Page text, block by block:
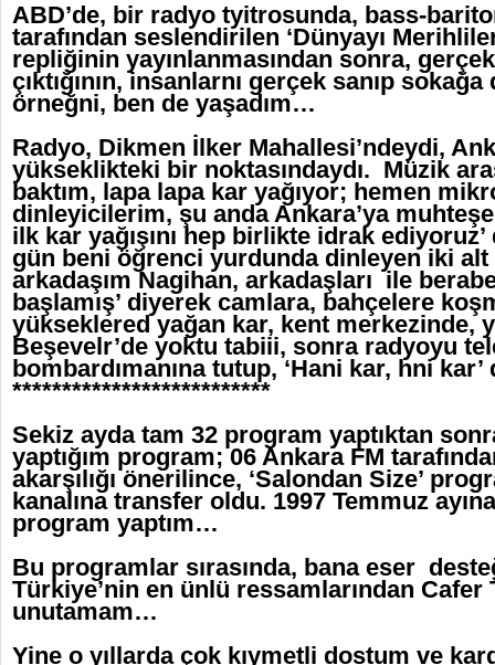
ABD’de, bir radyo tyitrosunda, bass-
tarafından seslendirilen ‘Dünyayı
repliğinin yayınlanmasından sonra,
çıktığının, insanlarnı gerçek sanıp
örneğni, ben de yaşadım…
Radyo, Dikmen İlker Mahallesi’ndeydi,
yükseklikteki bir noktasındaydı. Müzik
baktım, lapa lapa kar yağıyor; hemen
dinleyicilerim, şu anda Ankara’ya
ilk kar yağışını hep birlikte idrak
gün beni öğrenci yurdunda dinleyen iki alt
arkadaşım Nagihan, arkadaşları ile
başlamış’ diyerek camlara, bahçelere
yükseklered yağan kar, kent merkezinde,
Beşevelr’de yoktu tabiii, sonra radyoyu
bombardımanına tutup, ‘Hani kar, hni
**************************
Sekiz ayda tam 32 program yaptıktan
yaptığım program; 06 Ankara FM
akarşılığı önerilince, ‘Salondan Size’
kanalına transfer oldu. 1997 Temmuz
program yaptım…
Bu programlar sırasında, bana eser
Türkiye’nin en ünlü ressamlarından Cafer
unutamam…
Yine o yıllarda çok kıymetli dostum ve